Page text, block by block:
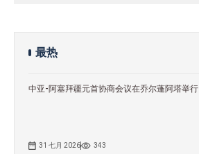
最热
中亚-阿塞拜疆元首协商会议在乔尔蓬阿塔举行
31 七月 2026 343